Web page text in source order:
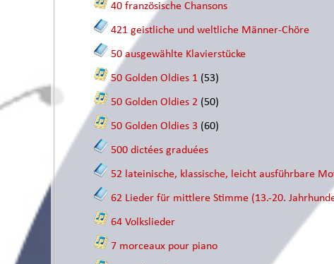
40 französische Chansons
421 geistliche und weltliche Männer-Chöre
50 ausgewählte Klavierstücke
50 Golden Oldies 1 (53)
50 Golden Oldies 2 (50)
50 Golden Oldies 3 (60)
500 dictées graduées
52 lateinische, klassische, leicht ausführbare
62 Lieder für mittlere Stimme (13.-20.
64 Volkslieder
7 morceaux pour piano